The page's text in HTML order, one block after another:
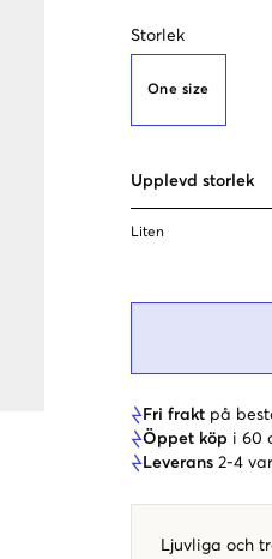
Storlek
One size
Upplevd storlek
Liten
Fri frakt på
Öppet köp i 60
Leverans 2-4
Ljuvliga och